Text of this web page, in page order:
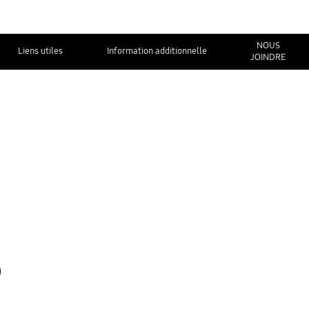
Liens utiles Information additionnelle
NOUS
JOINDRE